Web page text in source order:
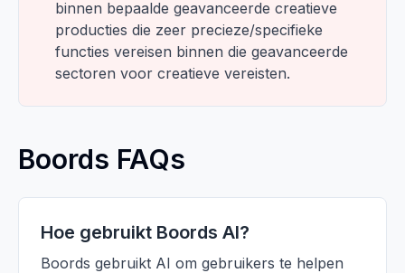
binnen bepaalde geavanceerde creatieve
producties die zeer precieze/specifieke
functies vereisen binnen die geavanceerde
sectoren voor creatieve vereisten.
Boords FAQs
Hoe gebruikt Boords AI?
Boords gebruikt AI om gebruikers te helpen